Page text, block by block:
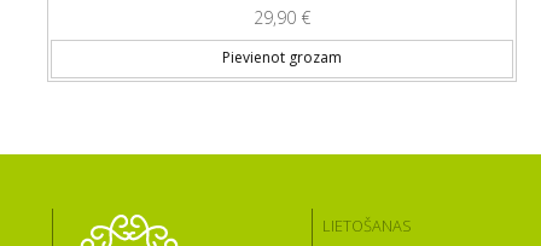
29,90 €
Pievienot grozam
LIETOŠANAS